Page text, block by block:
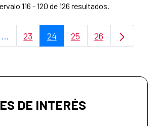
116 - 120 de 126 resultados.
...Páginas intermedias Use TAB para
Página
23 Página
24 Página
25 Página
26
DE INTERÉS